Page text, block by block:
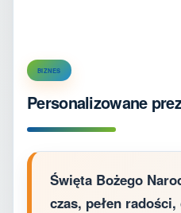
BIZNES
Personalizowane
Święta Bożego
czas, pełen radości,